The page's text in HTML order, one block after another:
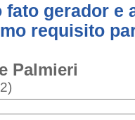
fato gerador e
requisito
Palmieri